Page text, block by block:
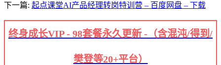
下一篇: 起点课堂AI产品经理转岗特训营 – 百度网盘 – 下载
终身成长VIP - 98套餐永久更新 -（含混沌/得到/
樊登等20+平台）